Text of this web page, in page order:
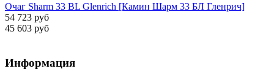
Очаг Sharm 33 BL Glenrich [Камин Шарм 33 БЛ Гленрич]
54 723 руб
45 603 руб
Информация